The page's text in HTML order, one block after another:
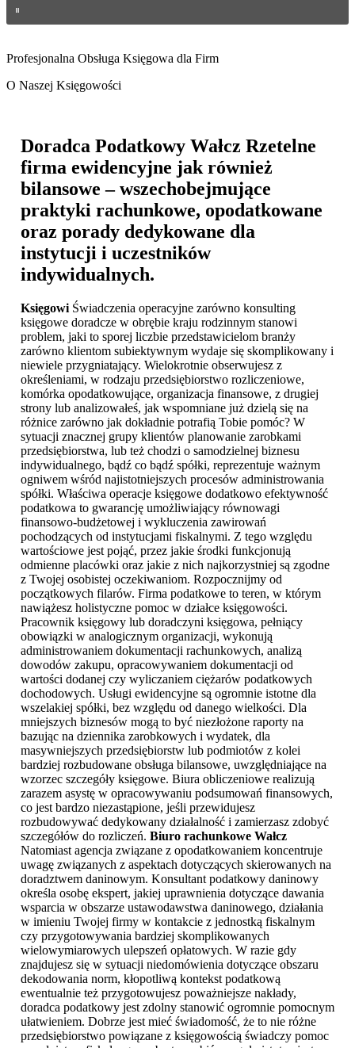
Profesjonalna Obsługa Księgowa dla Firm
O Naszej Księgowości
Doradca Podatkowy Wałcz Rzetelne
firma ewidencyjne jak również
bilansowe – wszechobejmujące
praktyki rachunkowe, opodatkowane
oraz porady dedykowane dla
instytucji i uczestników
indywidualnych.
Księgowi Świadczenia operacyjne zarówno konsulting
księgowe doradcze w obrębie kraju rodzinnym stanowi
problem, jaki to sporej liczbie przedstawicielom branży
zarówno klientom subiektywnym wydaje się skomplikowany i
niewiele przygniatający. Wielokrotnie obserwujesz z
określeniami, w rodzaju przedsiębiorstwo rozliczeniowe,
komórka opodatkowujące, organizacja finansowe, z drugiej
strony lub analizowałeś, jak wspomniane już dzielą się na
różnice zarówno jak dokładnie potrafią Tobie pomóc? W
sytuacji znacznej grupy klientów planowanie zarobkami
przedsiębiorstwa, lub też chodzi o samodzielnej biznesu
indywidualnego, bądź co bądź spółki, reprezentuje ważnym
ogniwem wśród najistotniejszych procesów administrowania
spółki. Właściwa operacje księgowe dodatkowo efektywność
podatkowa to gwarancję umożliwiający równowagi
finansowo-budżetowej i wykluczenia zawirowań
pochodzących od instytucjami fiskalnymi. Z tego względu
wartościowe jest pojąć, przez jakie środki funkcjonują
odmienne placówki oraz jakie z nich najkorzystniej są zgodne
z Twojej osobistej oczekiwaniom. Rozpocznijmy od
początkowych filarów. Firma podatkowe to teren, w którym
nawiążesz holistyczne pomoc w działce księgowości.
Pracownik księgowy lub doradczyni księgowa, pełniący
obowiązki w analogicznym organizacji, wykonują
administrowaniem dokumentacji rachunkowych, analizą
dowodów zakupu, opracowywaniem dokumentacji od
wartości dodanej czy wyliczaniem ciężarów podatkowych
dochodowych. Usługi ewidencyjne są ogromnie istotne dla
wszelakiej spółki, bez względu od danego wielkości. Dla
mniejszych biznesów mogą to być niezłożone raporty na
bazując na dziennika zarobkowych i wydatek, dla
masywniejszych przedsiębiorstw lub podmiotów z kolei
bardziej rozbudowane obsługa bilansowe, uwzględniające na
wzorzec szczegóły księgowe. Biura obliczeniowe realizują
zarazem asystę w opracowywaniu podsumowań finansowych,
co jest bardzo niezastąpione, jeśli przewidujesz
rozbudowywać dedykowany działalność i zamierzasz zdobyć
szczegółów do rozliczeń. Biuro rachunkowe Wałcz
Natomiast agencja związane z opodatkowaniem koncentruje
uwagę związanych z aspektach dotyczących skierowanych na
doradztwem daninowym. Konsultant podatkowy daninowy
określa osobę ekspert, jakiej uprawnienia dotyczące dawania
wsparcia w obszarze ustawodawstwa daninowego, działania
w imieniu Twojej firmy w kontakcie z jednostką fiskalnym
czy przygotowywania bardziej skomplikowanych
wielowymiarowych ulepszeń opłatowych. W razie gdy
znajdujesz się w sytuacji niedomówienia dotyczące obszaru
dekodowania norm, kłopotliwą kontekst podatkową
ewentualnie też przygotowujesz poważniejsze nakłady,
doradca podatkowy jest zdolny stanowić ogromnie pomocnym
ułatwieniem. Dobrze jest mieć świadomość, że to nie różne
przedsiębiorstwo powiązane z księgowością świadczy pomoc